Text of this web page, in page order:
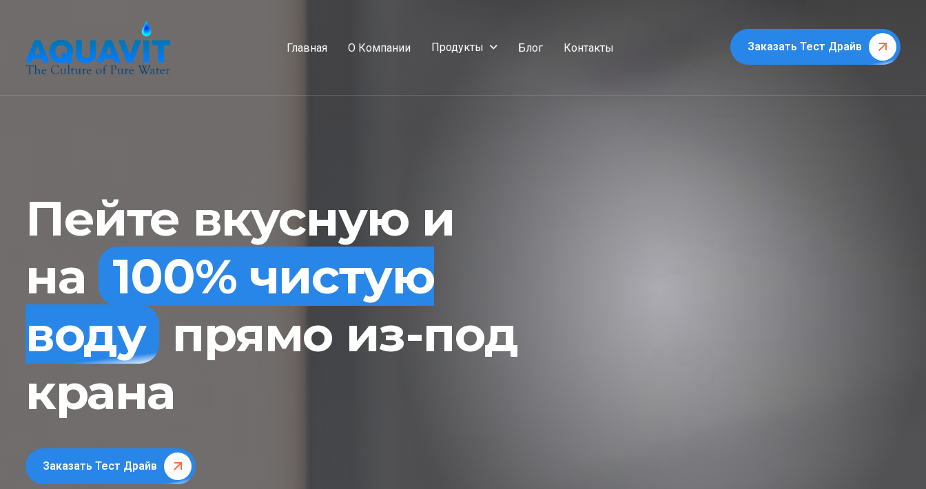
Главная О Компании Продукты Блог Контакты Заказать Тест Драйв
Пейте вкусную и
на 100% чистую
воду прямо из-под
крана
Заказать Тест Драйв